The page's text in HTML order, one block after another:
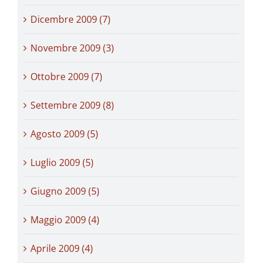
Dicembre 2009 (7)
Novembre 2009 (3)
Ottobre 2009 (7)
Settembre 2009 (8)
Agosto 2009 (5)
Luglio 2009 (5)
Giugno 2009 (5)
Maggio 2009 (4)
Aprile 2009 (4)